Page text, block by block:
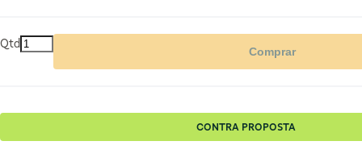
Qtd
Comprar
CONTRA PROPOSTA